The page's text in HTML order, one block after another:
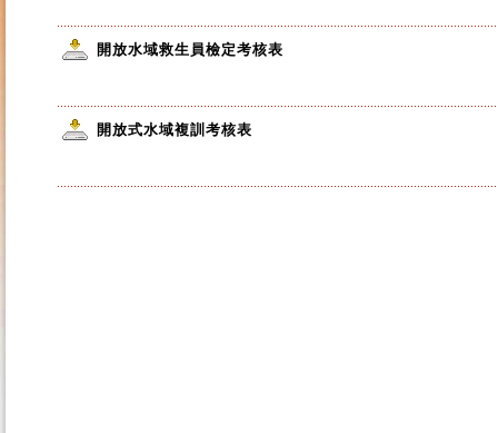
開放水域救生員檢定考核表
開放式水域複訓考核表